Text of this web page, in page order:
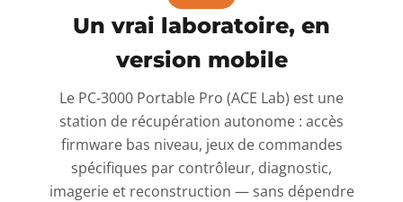
Un vrai laboratoire, en
version mobile
Le PC-3000 Portable Pro (ACE Lab) est une
station de récupération autonome : accès
firmware bas niveau, jeux de commandes
spécifiques par contrôleur, diagnostic,
imagerie et reconstruction — sans dépendre